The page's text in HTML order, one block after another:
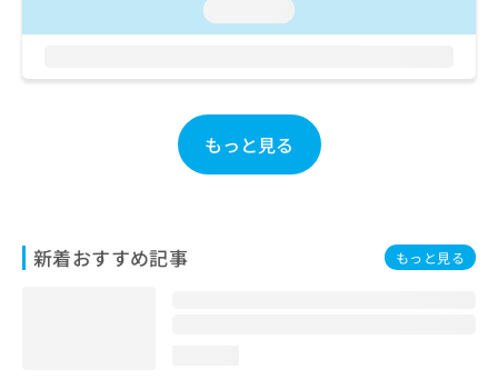
もっと見る
新着おすすめ記事 もっと見る
問
合